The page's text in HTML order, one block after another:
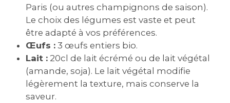
Paris (ou autres champignons de saison).
Le choix des légumes est vaste et peut
être adapté à vos préférences.
Œufs : 3 œufs entiers bio.
Lait : 20cl de lait écrémé ou de lait végétal
(amande, soja). Le lait végétal modifie
légèrement la texture, mais conserve la
saveur.